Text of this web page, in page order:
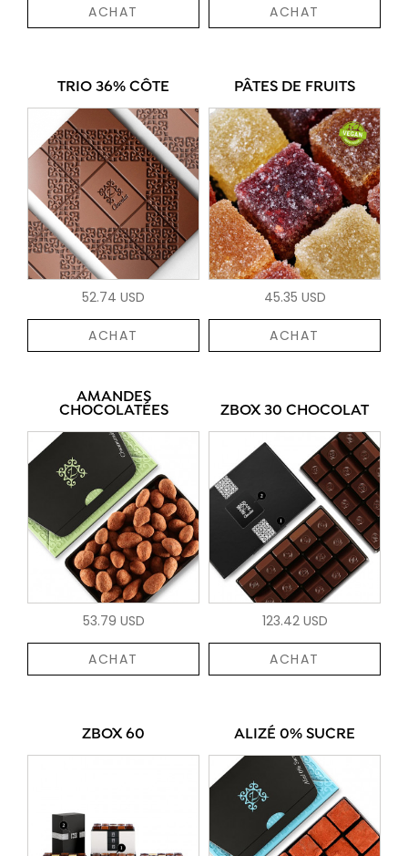
ACHAT ACHAT
TRIO 36% CÔTE
52.74 USD
ACHAT
PÂTES DE FRUITS
45.35 USD
ACHAT
AMANDES
CHOCOLATÉES
53.79 USD
ACHAT
ZBOX 30 CHOCOLAT
123.42 USD
ACHAT
ZBOX 60 ALIZÉ 0% SUCRE